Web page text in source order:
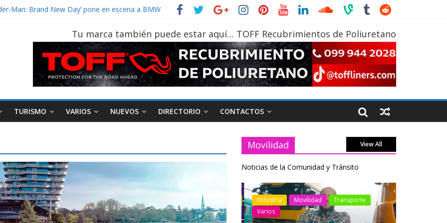
vehículo gana protagonismo a la hora de decidir
con tu vehículo si permanece varios días sin usar?
2026, edición 47ª, recorre 7 provincias en 8 días
Sinotruk Bolden para cubrir las rutas de La Vuelta
Tu marca también puede estar aquí… TOFF Recubrimientos de Poliuretano
TURISMO VARIOS NUEVOS DIRECTORIO CONTACTOS
Movilidad View All
Noticias de la Comunidad y Tránsito
Varios
AEADE Motociclismo
Movilidad
Industria Movilidad
Transporte
Varios